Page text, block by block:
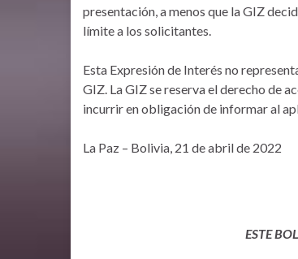
presentación, a menos que la GIZ
límite a los solicitantes.
Esta Expresión de Interés no
GIZ. La GIZ se reserva el derecho de
incurrir en obligación de informar al
La Paz – Bolivia, 21 de abril de 2022
ESTE